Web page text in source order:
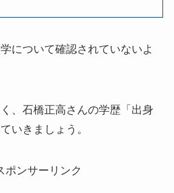
について確認されていないよ
、石橋正高さんの学歴「出身
いきましょう。
ポンサーリンク